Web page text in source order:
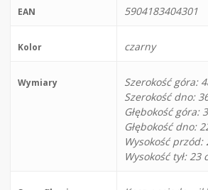
EAN 5904183404301
Kolor czarny
Wymiary
Szerokość góra:
Szerokość dno:
Głębokość góra:
Głębokość dno:
Wysokość przód:
Wysokość tył: 23